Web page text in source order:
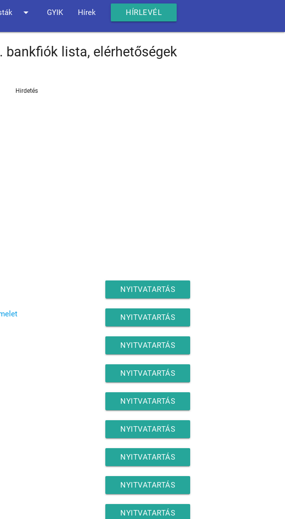
arrow_drop_down GYIK Hírek HÍRLEVÉL
bankfiók lista, elérhetőségek
Hirdetés
NYITVATARTÁS
NYITVATARTÁS
NYITVATARTÁS
NYITVATARTÁS
NYITVATARTÁS
NYITVATARTÁS
NYITVATARTÁS
NYITVATARTÁS
NYITVATARTÁS